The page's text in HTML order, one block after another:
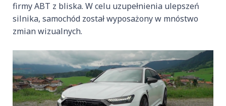
firmy ABT z bliska. W celu uzupełnienia ulepszeń
silnika, samochód został wyposażony w mnóstwo
zmian wizualnych.